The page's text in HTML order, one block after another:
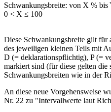
Schwankungsbreite: von X % bis
0 < X ≤ 100
Diese Schwankungsbreite gilt für
des jeweiligen kleinen Teils mit
D (= deklarationspflichtig), P (=
markiert sind (für diese gelten die
Schwankungsbreiten wie in der
An diese neue Vorgehensweise
Nr. 22 zu "Intervallwerte laut